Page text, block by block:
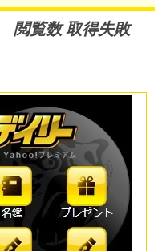
閲覧数 取得失敗